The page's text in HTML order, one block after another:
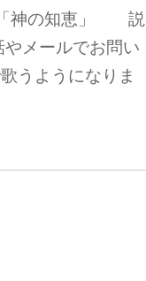
「神の知恵」 説
メールでお問い
うようになりま